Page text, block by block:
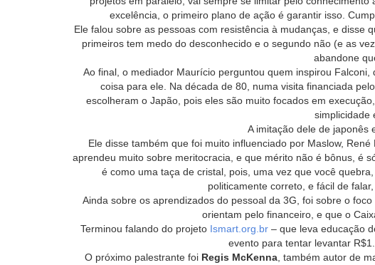
excelência, o primeiro plano de ação é garantir isso.
Ele falou sobre as pessoas com resistência à mudanças, e disse
primeiros tem medo do desconhecido e o segundo não (e as
abandone
Ao final, o mediador Maurício perguntou quem inspirou
coisa para ele. Na década de 80, numa visita financiada
escolheram o Japão, pois eles são muito focados em
simplicidade
A imitação dele de japonês
Ele disse também que foi muito influenciado por Maslow,
aprendeu muito sobre meritocracia, e que mérito não é bônus, é
é como uma taça de cristal, pois, uma vez que você
politicamente correto, e fácil de
Ainda sobre os aprendizados do pessoal da 3G, foi sobre o
orientam pelo financeiro, e que o
Terminou falando do projeto Ismart.org.br – que leva educação
evento para tentar levantar
O próximo palestrante foi Regis McKenna, também autor de